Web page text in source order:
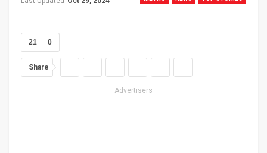
0
21
Share
Advertisers